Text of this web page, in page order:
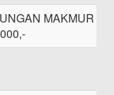
MAKMUR